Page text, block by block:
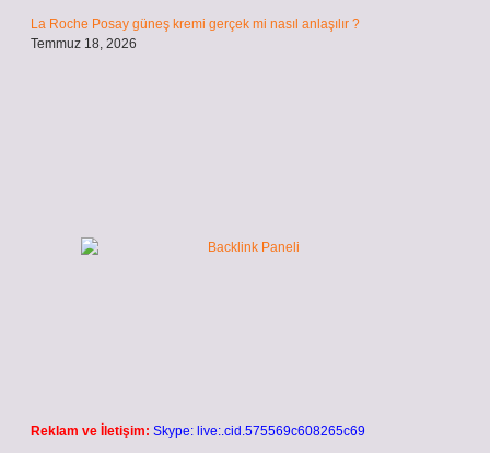
La Roche Posay güneş kremi gerçek mi nasıl anlaşılır ?
Temmuz 18, 2026
Reklam ve İletişim: Skype: live:.cid.575569c608265c69